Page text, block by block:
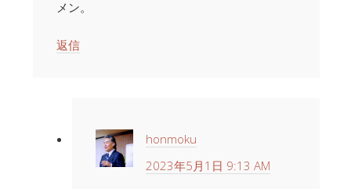
メン。
返信
honmoku
2023年5月1日 9:13 AM